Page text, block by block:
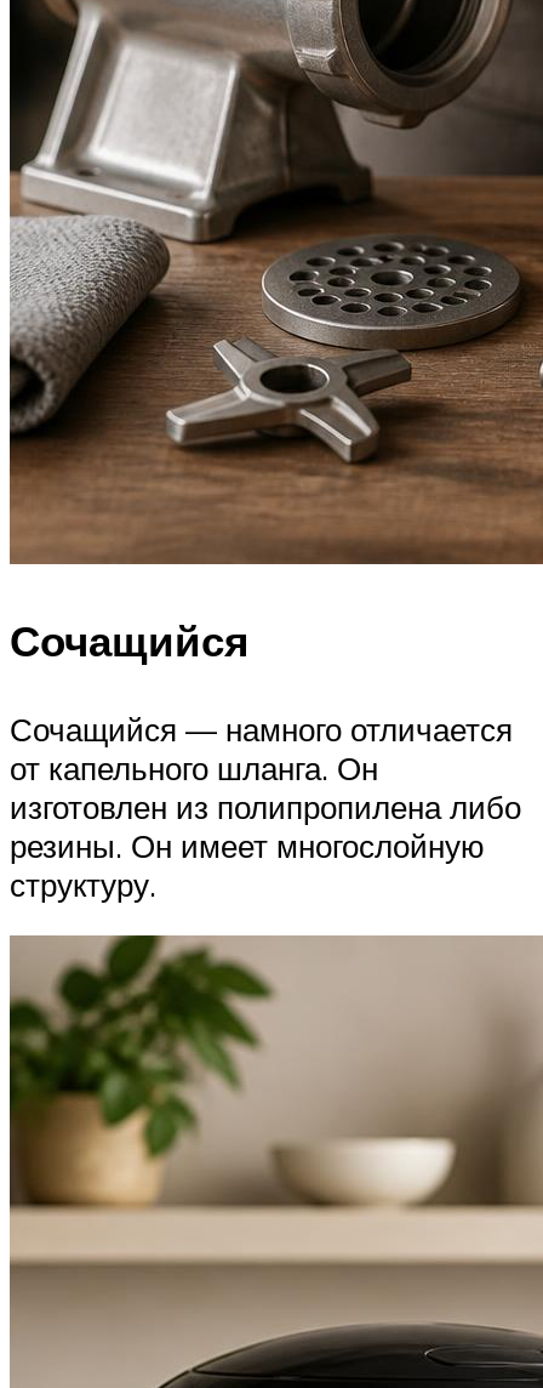
Сочащийся
Сочащийся — намного отличается
от капельного шланга. Он
изготовлен из полипропилена либо
резины. Он имеет многослойную
структуру.